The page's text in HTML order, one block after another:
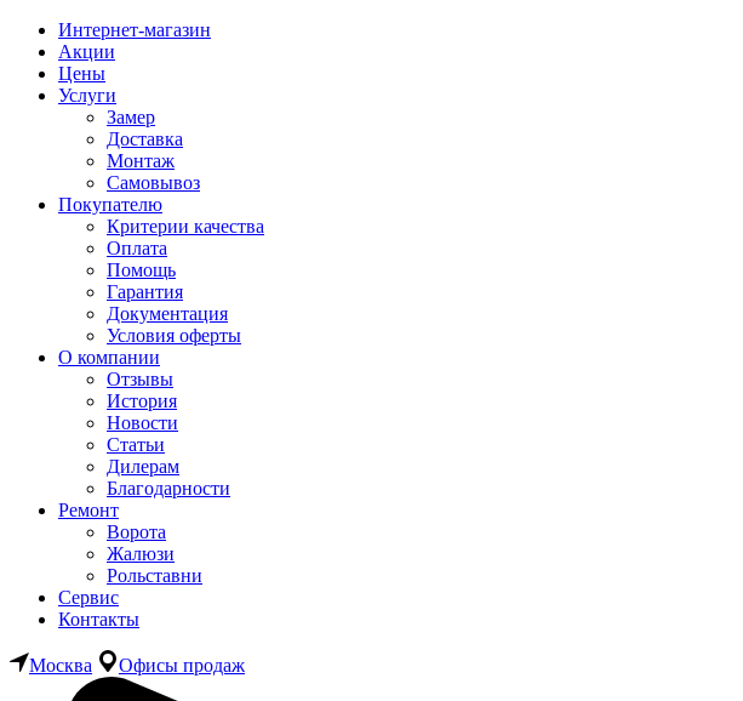
Интернет-магазин
Акции
Цены
Услуги
Замер
Доставка
Монтаж
Самовывоз
Покупателю
Критерии качества
Оплата
Помощь
Гарантия
Документация
Условия оферты
О компании
Отзывы
История
Новости
Статьи
Дилерам
Благодарности
Ремонт
Ворота
Жалюзи
Рольставни
Сервис
Контакты
Москва Офисы продаж